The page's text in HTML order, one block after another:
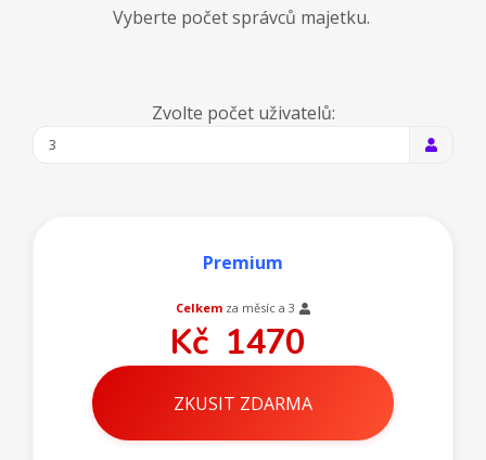
Vyberte počet správců majetku.
Zvolte počet uživatelů:
Premium
Celkem za měsíc a3
Kč 1470
ZKUSIT ZDARMA